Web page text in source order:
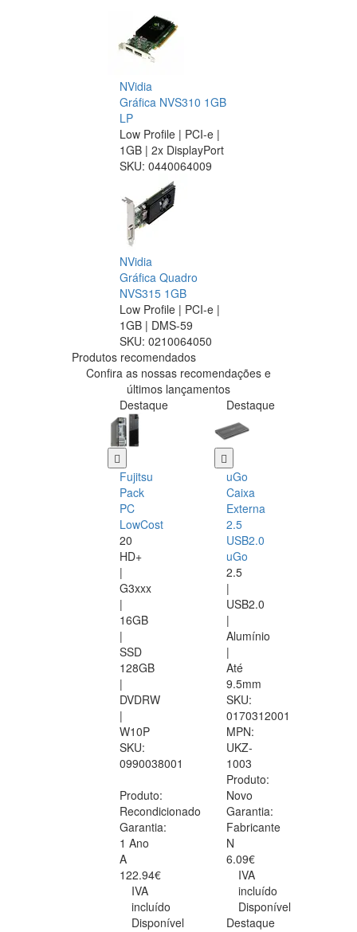
NVidia
Gráfica NVS310 1GB
LP
Low Profile | PCI-e |
1GB | 2x DisplayPort
SKU: 0440064009
NVidia
Gráfica Quadro
NVS315 1GB
Low Profile | PCI-e |
1GB | DMS-59
SKU: 0210064050
Produtos recomendados
Confira as nossas recomendações e
últimos lançamentos
Destaque
Fujitsu
Pack
PC
LowCost
20
HD+
|
G3xxx
|
16GB
|
SSD
128GB
|
DVDRW
|
W10P
SKU:
0990038001
Produto:
Recondicionado
Garantia:
1 Ano
A
122.94€
IVA
incluído
Disponível
Destaque
uGo
Caixa
Externa
2.5
USB2.0
uGo
2.5
|
USB2.0
|
Alumínio
|
Até
9.5mm
SKU:
0170312001
MPN:
UKZ-
1003
Produto:
Novo
Garantia:
Fabricante
N
6.09€
IVA
incluído
Disponível
Destaque